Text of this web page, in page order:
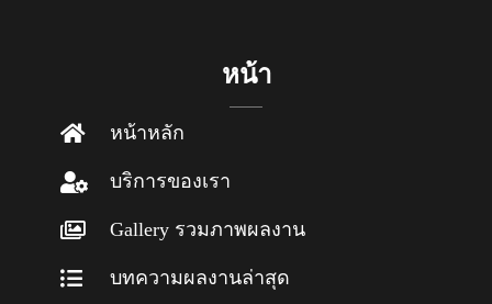
หน้า
หน้าหลัก
บริการของเรา
Gallery รวมภาพผลงาน
บทความผลงานล่าสุด